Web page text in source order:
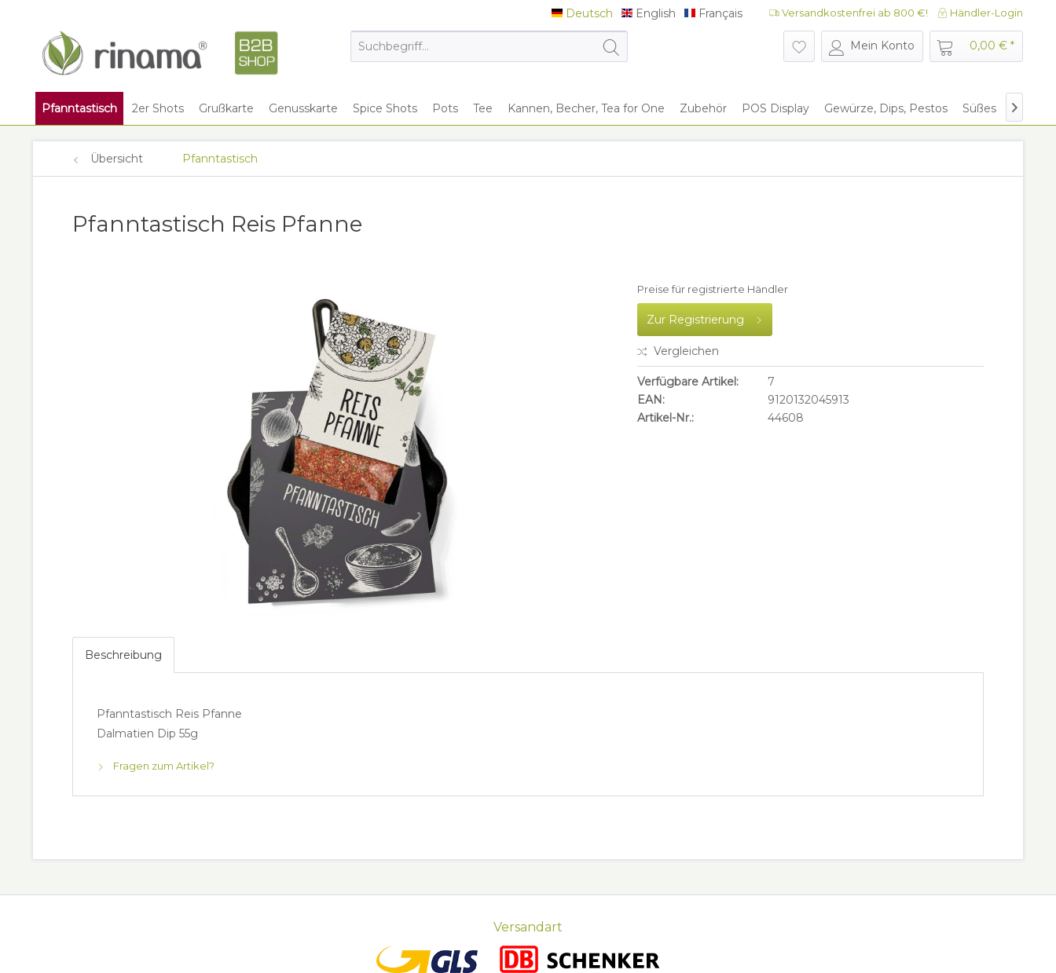
Deutsch
Deutsch English
English Français
Français Versandkostenfrei ab 800 €! Händler-Login
Mein Konto 0,00 € *
Pfanntastisch 2er Shots Grußkarte Genusskarte Spice Shots Pots Tee Kannen, Becher, Tea for One Zubehör POS Display Gewürze, Dips, Pestos Süßes Give

Übersicht Pfanntastisch
Pfanntastisch Reis Pfanne
Preise für registrierte Händler
Zur Registrierung
Vergleichen
Verfügbare Artikel:
7
EAN:
9120132045913
Artikel-Nr.:
44608
Beschreibung
Pfanntastisch Reis Pfanne
Dalmatien Dip 55g
Fragen zum Artikel?
Versandart